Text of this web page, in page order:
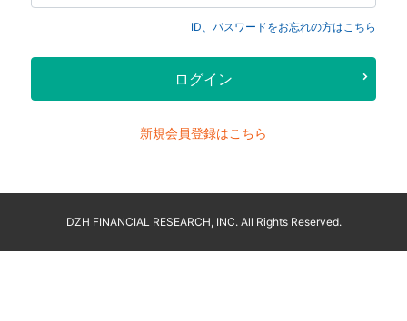
ID、パスワードをお忘れの方はこちら
新規会員登録はこちら
DZH FINANCIAL RESEARCH, INC. All Rights Reserved.